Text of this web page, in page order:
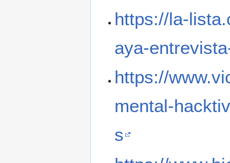
https://la-
aya-
https://
mental-
s